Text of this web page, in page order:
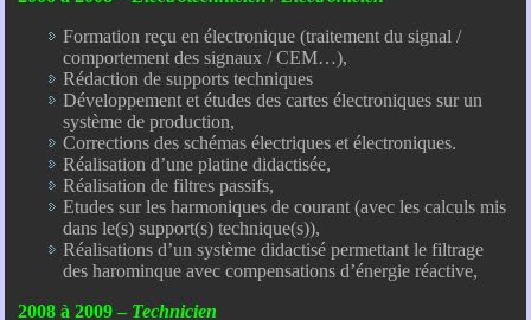
Formation reçu en électronique (traitement du signal /
comportement des signaux / CEM…),
Rédaction de supports techniques
Développement et études des cartes électroniques sur un
système de production,
Corrections des schémas électriques et électroniques.
Réalisation d’une platine didactisée,
Réalisation de filtres passifs,
Etudes sur les harmoniques de courant (avec les calculs mis
dans le(s) support(s) technique(s)),
Réalisations d’un système didactisé permettant le filtrage
des harominque avec compensations d’énergie réactive,
2008 à 2009 – Technicien